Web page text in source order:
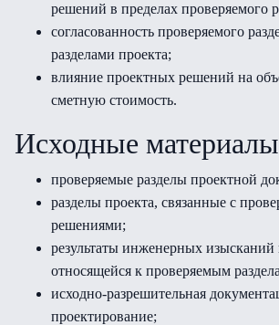
решений в пределах проверяемого
согласованность проверяемого
разделами проекта;
влияние проектных решений на
сметную стоимость.
Исходные материалы
проверяемые разделы проектной
разделы проекта, связанные с
решениями;
результаты инженерных изысканий
относящейся к проверяемым
исходно-разрешительная
проектирование;